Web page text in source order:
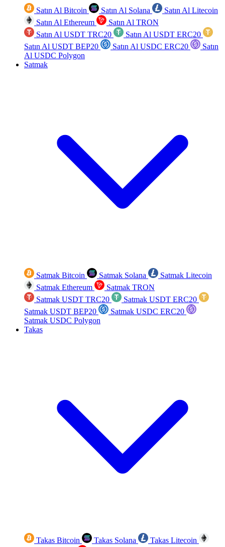
Satın Al Bitcoin Satın Al Solana
Satın Al Litecoin
Satın Al Ethereum
Satın Al TRON
Satın Al USDT TRC20
Satın Al USDT ERC20
Satın Al USDT BEP20
Satın Al USDC ERC20
Satın
Al USDC Polygon
Satmak
Satmak Bitcoin Satmak Solana
Satmak Litecoin
Satmak Ethereum
Satmak TRON
Satmak USDT TRC20
Satmak USDT ERC20
Satmak USDT BEP20
Satmak USDC ERC20
Satmak USDC Polygon
Takas
Takas Bitcoin Takas Solana
Takas Litecoin